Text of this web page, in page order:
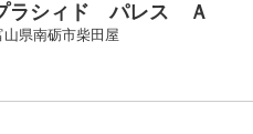
ラシィド パレス Ａ
山県南砺市柴田屋